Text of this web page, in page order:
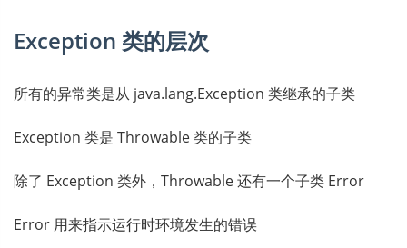
Exception 类的层次
所有的异常类是从 java.lang.Exception 类继承的子类
Exception 类是 Throwable 类的子类
除了 Exception 类外，Throwable 还有一个子类 Error
Error 用来指示运行时环境发生的错误